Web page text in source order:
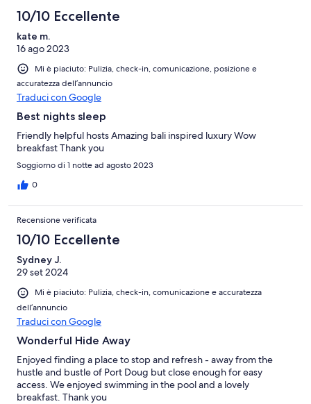
10/10 Eccellente
kate m.
16 ago 2023
Mi è piaciuto: Pulizia, check-in, comunicazione, posizione e
accuratezza dell’annuncio
Traduci con Google
Best nights sleep
Friendly helpful hosts Amazing bali inspired luxury Wow
breakfast Thank you
Soggiorno di 1 notte ad agosto 2023
0
Recensione verificata
10/10 Eccellente
Sydney J.
29 set 2024
Mi è piaciuto: Pulizia, check-in, comunicazione e accuratezza
dell’annuncio
Traduci con Google
Wonderful Hide Away
Enjoyed finding a place to stop and refresh - away from the
hustle and bustle of Port Doug but close enough for easy
access. We enjoyed swimming in the pool and a lovely
breakfast. Thank you